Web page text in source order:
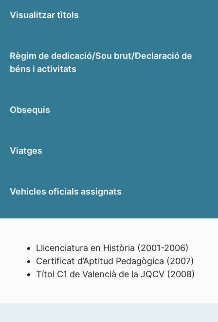
Visualitzar tìtols
Règim de dedicació/Sou brut/Declaració de
béns i activitats
Obsequis
Viatges
Vehicles oficials assignats
Llicenciatura en Història (2001-2006)
Certificat d’Aptitud Pedagògica (2007)
Títol C1 de Valencià de la JQCV (2008)